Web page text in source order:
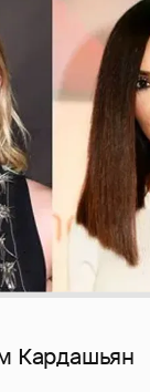
Кардашьян